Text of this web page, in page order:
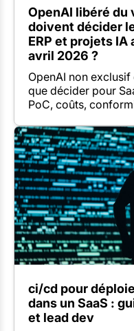
OpenAI libéré du
doivent décider
ERP et projets IA
avril 2026 ?
OpenAI non
que décider pour
PoC, coûts,
ci/cd pour
dans un SaaS :
et lead dev